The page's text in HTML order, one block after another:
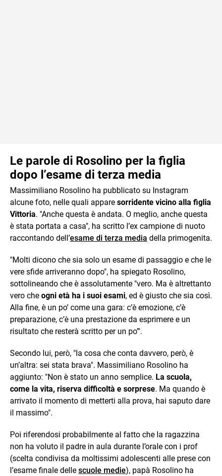
Le parole di Rosolino per la figlia
dopo l’esame di terza media
Massimiliano Rosolino ha pubblicato su Instagram
alcune foto, nelle quali appare sorridente vicino alla figlia
Vittoria. "Anche questa è andata. O meglio, anche questa
è stata portata a casa", ha scritto l’ex campione di nuoto
raccontando dell’esame di terza media della primogenita.
"Molti dicono che sia solo un esame di passaggio e che le
vere sfide arriveranno dopo", ha spiegato Rosolino,
sottolineando che è assolutamente "vero. Ma è altrettanto
vero che ogni età ha i suoi esami, ed è giusto che sia così.
Alla fine, è un po’ come una gara: c’è emozione, c’è
preparazione, c’è una prestazione da esprimere e un
risultato che resterà scritto per un po’".
Secondo lui, però, "la cosa che conta davvero, però, è
un’altra: sei stata brava". Massimiliano Rosolino ha
aggiunto: "Non è stato un anno semplice. La scuola,
come la vita, riserva difficoltà e sorprese. Ma quando è
arrivato il momento di metterti alla prova, hai saputo dare
il massimo".
Poi riferendosi probabilmente al fatto che la ragazzina
non ha voluto il padre in aula durante l’orale con i prof
(scelta condivisa da moltissimi adolescenti alle prese con
l’esame finale delle scuole medie), papà Rosolino ha